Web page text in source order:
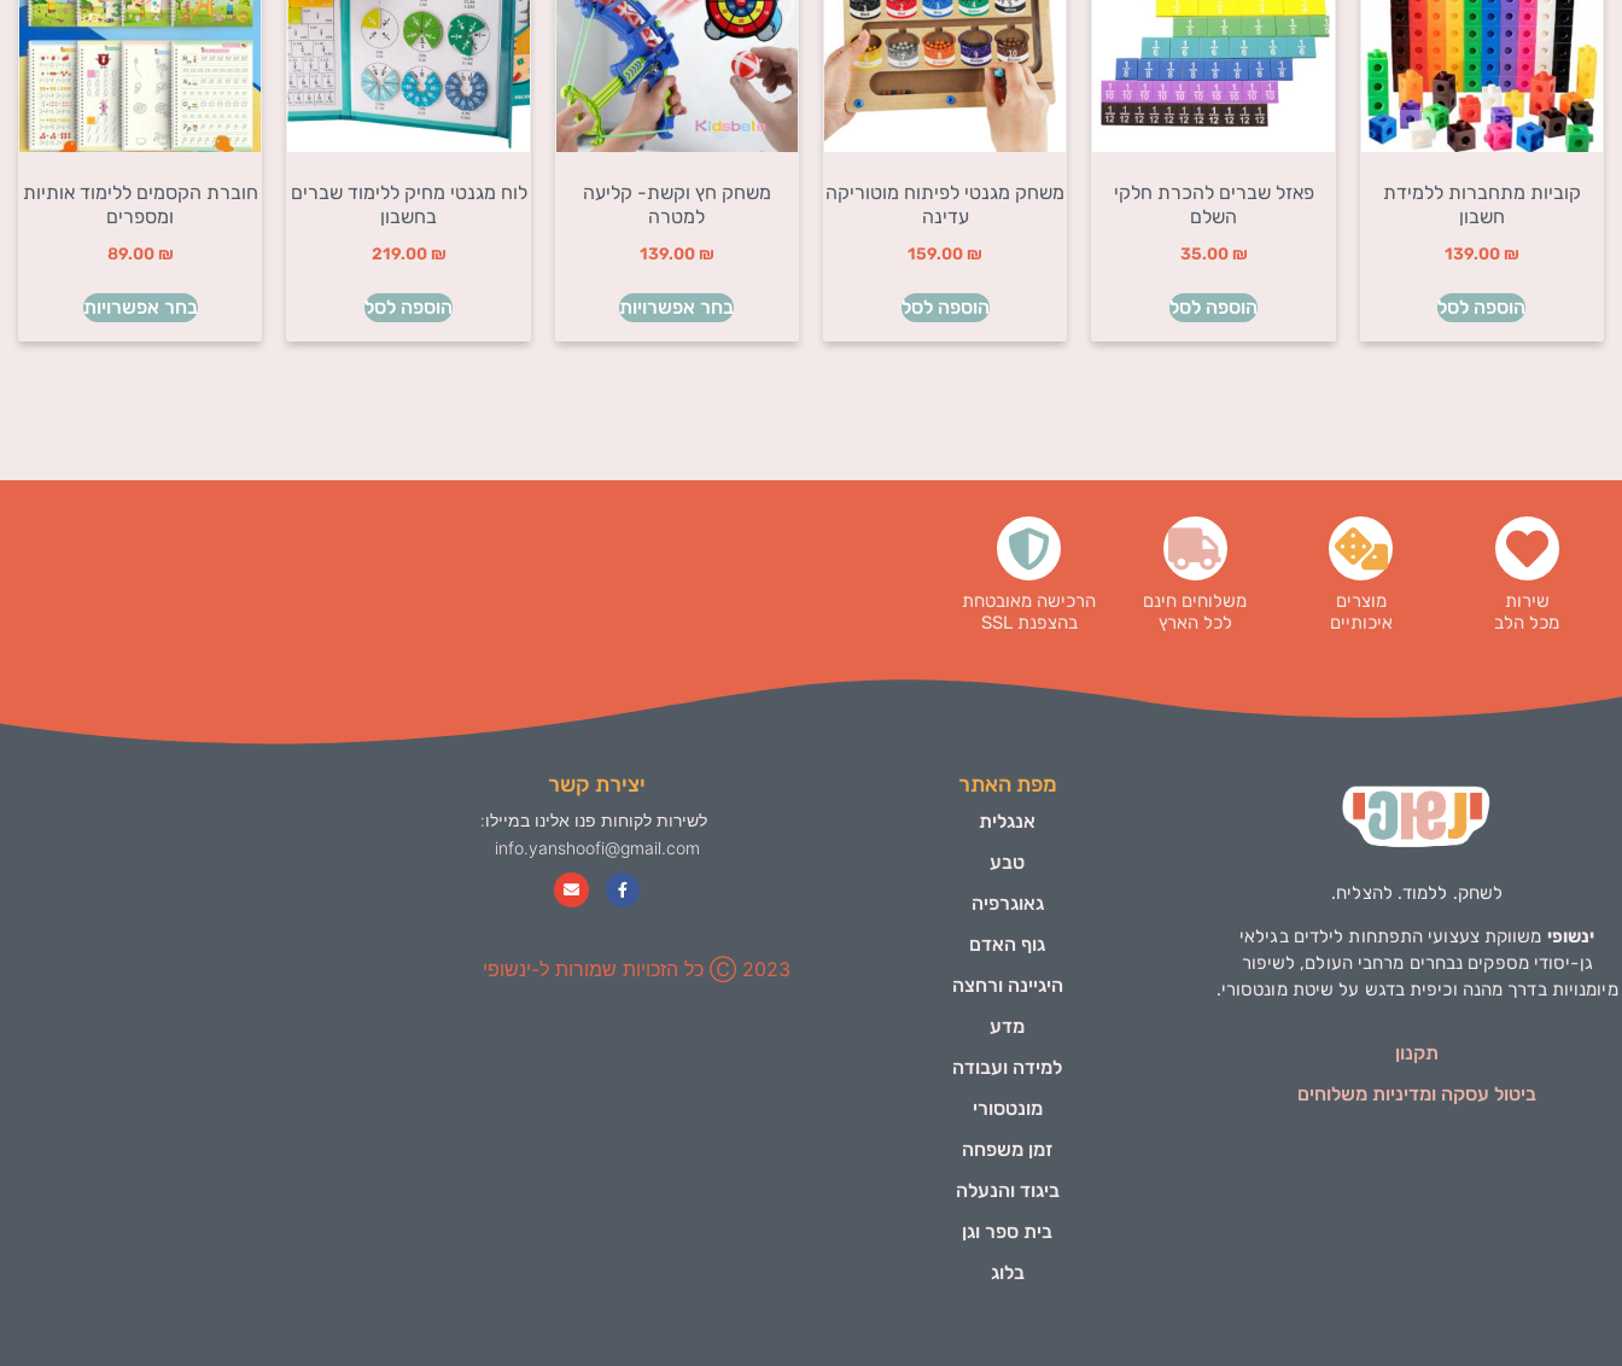
קוביות מתחברות ללמידת
חשבון
139.00 ₪
הוספה לסל
פאזל שברים להכרת חלקי
השלם
35.00 ₪
הוספה לסל
משחק מגנטי לפיתוח מוטוריקה
עדינה
159.00 ₪
הוספה לסל
משחק חץ וקשת- קליעה
למטרה
139.00 ₪
בחר אפשרויות
לוח מגנטי מחיק ללימוד שברים
בחשבון
219.00 ₪
הוספה לסל
חוברת הקסמים ללימוד אותיות
ומספרים
89.00 ₪
בחר אפשרויות
שירות
מכל הלב
מוצרים
איכותיים
משלוחים חינם
לכל הארץ
הרכישה מאובטחת
בהצפנת SSL
לשחק. ללמוד. להצליח.
ינשופי משווקת צעצועי התפתחות לילדים בגילאי
גן-יסודי מספקים נבחרים מרחבי העולם, לשיפור
מיומנויות בדרך מהנה וכיפית בדגש על שיטת מונטסורי.
תקנון
ביטול עסקה ומדיניות משלוחים
מפת האתר
אנגלית
טבע
גאוגרפיה
גוף האדם
היגיינה ורחצה
מדע
למידה ועבודה
מונטסורי
זמן משפחה
ביגוד והנעלה
בית ספר וגן
בלוג
יצירת קשר
לשירות לקוחות פנו אלינו במיילו:
info.yanshoofi@gmail.com
2023 Ⓒ כל הזכויות שמורות ל-ינשופי